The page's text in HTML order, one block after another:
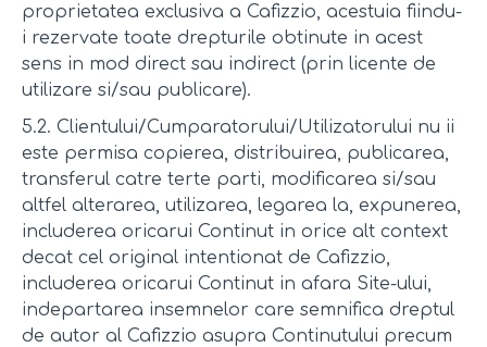
proprietatea exclusiva a Cafizzio, acestuia fiindu-
i rezervate toate drepturile obtinute in acest
sens in mod direct sau indirect (prin licente de
utilizare si/sau publicare).
5.2. Clientului/Cumparatorului/Utilizatorului nu ii
este permisa copierea, distribuirea, publicarea,
transferul catre terte parti, modificarea si/sau
altfel alterarea, utilizarea, legarea la, expunerea,
includerea oricarui Continut in orice alt context
decat cel original intentionat de Cafizzio,
includerea oricarui Continut in afara Site-ului,
indepartarea insemnelor care semnifica dreptul
de autor al Cafizzio asupra Continutului precum